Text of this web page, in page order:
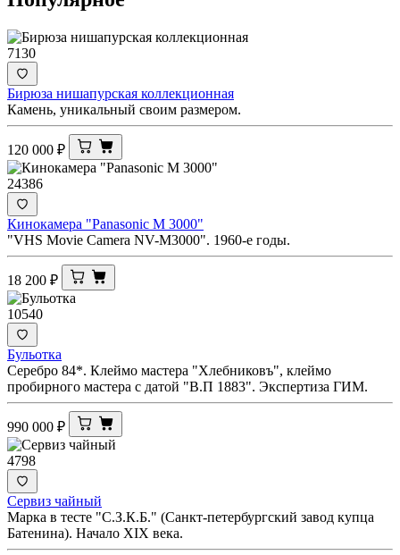
7130
Бирюза нишапурская коллекционная
Камень, уникальный своим размером.
120 000 ₽
24386
Кинокамера "Panasonic M 3000"
"VHS Movie Camera NV-M3000". 1960-е годы.
18 200 ₽
10540
Бульотка
Серебро 84*. Клеймо мастера "Хлебниковъ", клеймо
пробирного мастера с датой "В.П 1883". Экспертиза ГИМ.
990 000 ₽
4798
Сервиз чайный
Марка в тесте "С.З.К.Б." (Санкт-петербургский завод купца
Батенина). Начало XIX века.